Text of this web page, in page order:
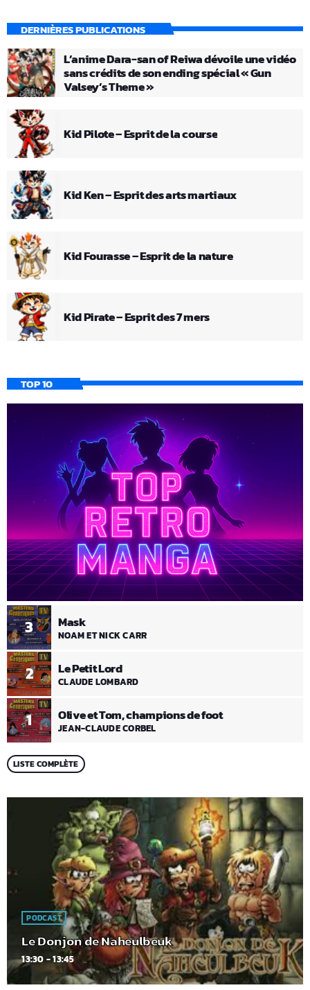
DERNIÈRES PUBLICATIONS
L’anime Dara-san of Reiwa dévoile une vidéo
sans crédits de son ending spécial « Gun
Valsey’s Theme »
Kid Pilote – Esprit de la course
Kid Ken – Esprit des arts martiaux
Kid Fourasse – Esprit de la nature
Kid Pirate – Esprit des 7 mers
TOP 10
1 Olive et Tom, champions de foot
JEAN-CLAUDE CORBEL
2 Le Petit Lord
CLAUDE LOMBARD
3 Mask
NOAM ET NICK CARR
LISTE COMPLÈTE
PODCAST
Le Donjon de Naheulbeuk
13:30 - 13:45